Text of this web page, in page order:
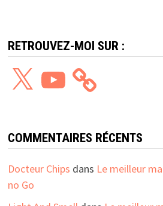
RETROUVEZ-MOI SUR :
YouTube
COMMENTAIRES RÉCENTS
Docteur Chips dans Le meilleur
no Go